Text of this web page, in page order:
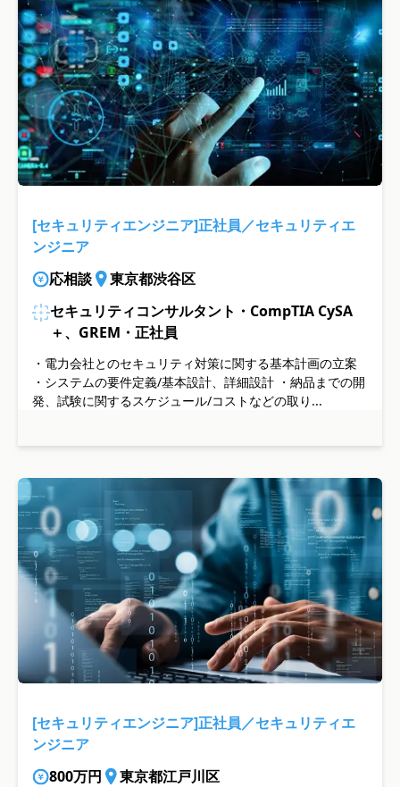
[セキュリティエンジニア]正社員／セキュリティエ
ンジニア
応相談
東京都渋谷区
セキュリティコンサルタント・CompTIA CySA
＋、GREM・正社員
・電力会社とのセキュリティ対策に関する基本計画の立案
・システムの要件定義/基本設計、詳細設計 ・納品までの開
発、試験に関するスケジュール/コストなどの取り...
[セキュリティエンジニア]正社員／セキュリティエ
ンジニア
800万円
東京都江戸川区